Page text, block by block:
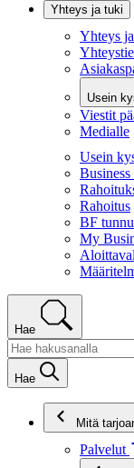
Yhteys ja tuki
Yhteys
Usein
Viestit
Medialle
Usein
Rahoitus
BF
My
Hae
Hae
Mitä
Palvelut